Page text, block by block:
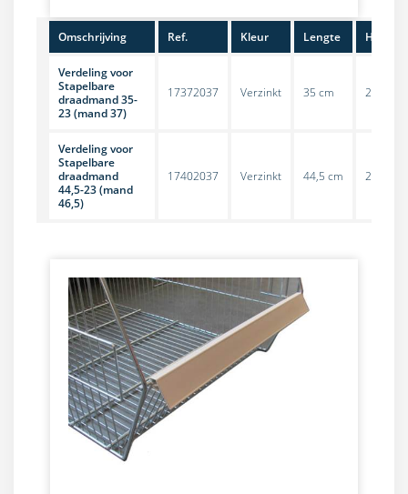
Omschrijving Ref. Kleur Lengte Hoogte
Verdeling voor
Stapelbare
draadmand 35-
23 (mand 37)
17372037 Verzinkt 35 cm 23 cm
Verdeling voor
Stapelbare
draadmand
44,5-23 (mand
46,5)
17402037 Verzinkt 44,5 cm 23 cm